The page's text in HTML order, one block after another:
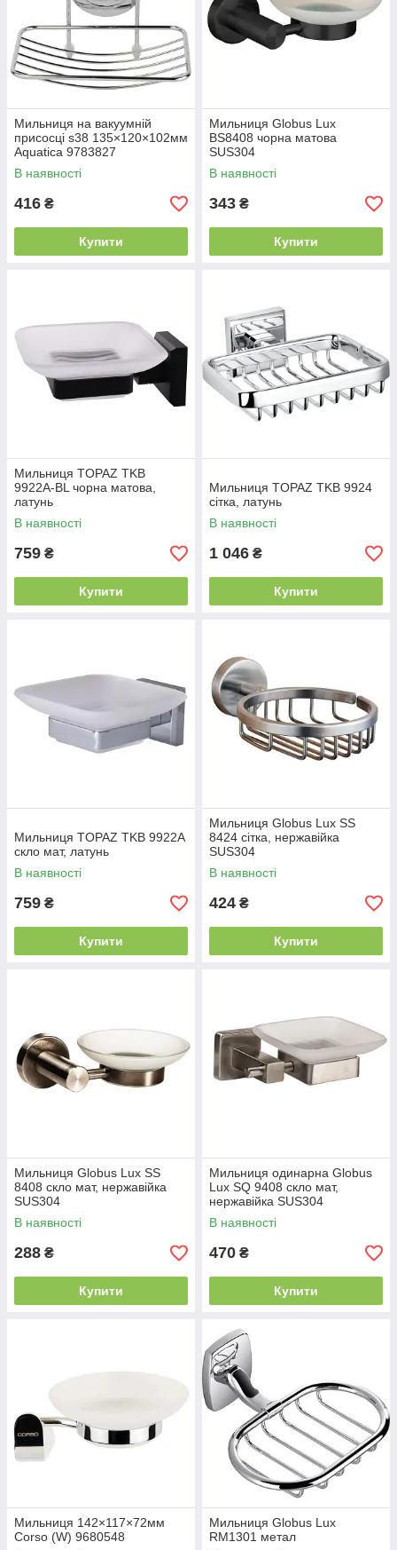
Мильниця на вакуумній
присосці s38 135×120×102мм
Aquatica 9783827
В наявності
416 ₴
Купити
Мильниця Globus Lux
BS8408 чорна матова
SUS304
В наявності
343 ₴
Купити
Мильниця TOPAZ TKB
9922A-BL чорна матова,
латунь
В наявності
759 ₴
Купити
Мильниця TOPAZ TKB 9924
сітка, латунь
В наявності
1 046 ₴
Купити
Мильниця TOPAZ TKB 9922A
скло мат, латунь
В наявності
759 ₴
Купити
Мильниця Globus Lux SS
8424 сітка, нержавійка
SUS304
В наявності
424 ₴
Купити
Мильниця Globus Lux SS
8408 скло мат, нержавійка
SUS304
В наявності
288 ₴
Купити
Мильниця одинарна Globus
Lux SQ 9408 скло мат,
нержавійка SUS304
В наявності
470 ₴
Купити
Мильниця 142×117×72мм
Corso (W) 9680548
Мильниця Globus Lux
RM1301 метал